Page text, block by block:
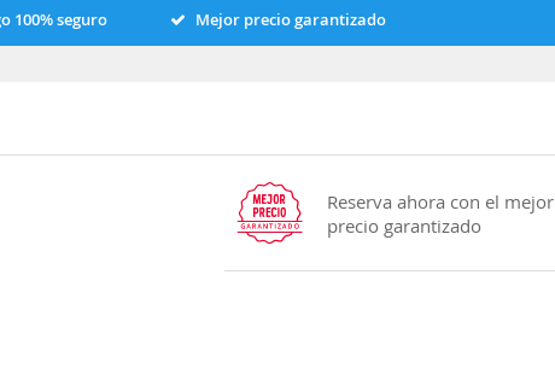
100% seguro Mejor precio garantizado
Reserva ahora con el mejor
precio garantizado